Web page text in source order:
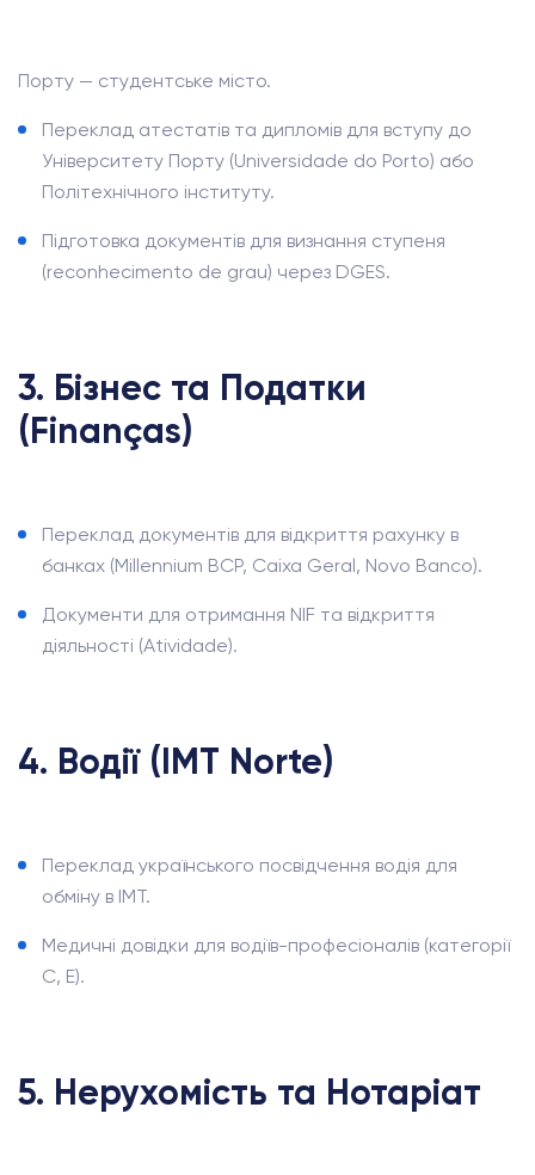
Порту — студентське місто.
Переклад атестатів та дипломів для вступу до
Університету Порту (Universidade do Porto) або
Політехнічного інституту.
Підготовка документів для визнання ступеня
(reconhecimento de grau) через DGES.
3. Бізнес та Податки
(Finanças)
Переклад документів для відкриття рахунку в
банках (Millennium BCP, Caixa Geral, Novo Banco).
Документи для отримання NIF та відкриття
діяльності (Atividade).
4. Водії (IMT Norte)
Переклад українського посвідчення водія для
обміну в IMT.
Медичні довідки для водіїв-професіоналів (категорії
C, E).
5. Нерухомість та Нотаріат